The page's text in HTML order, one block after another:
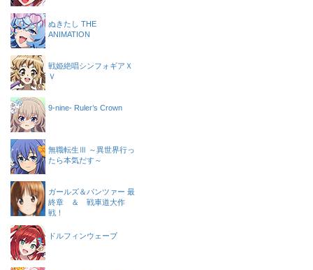
ぬきたし THE
ANIMATION
戦姫絶唱シンフォギアＸ
Ｖ
9-nine- Ruler’s Crown
無職転生Ⅲ ～異世界行っ
たら本気だす～
ガールズ＆パンツァー 最
終章 ＆ 戦車道大作
戦！
ドルフィンウェーブ